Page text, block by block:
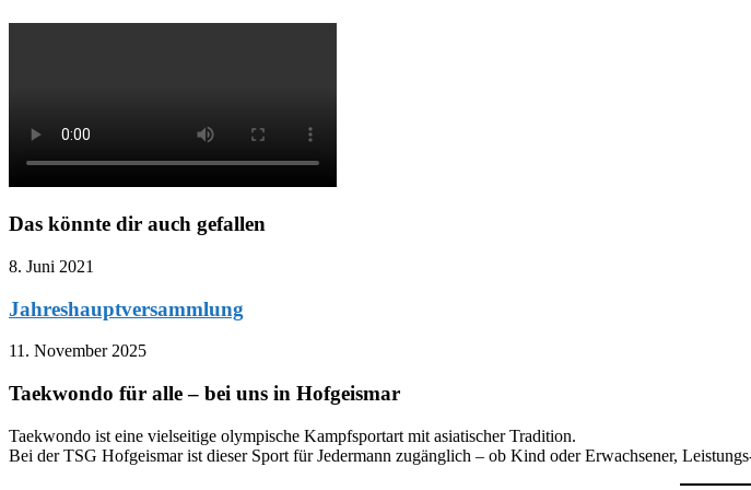
Das könnte dir auch gefallen
8. Juni 2021
Jahreshauptversammlung
11. November 2025
Taekwondo für alle – bei uns in Hofgeismar
Taekwondo ist eine vielseitige olympische Kampfsportart mit asiatischer Tradition.
Bei der TSG Hofgeismar ist dieser Sport für Jedermann zugänglich – ob Kind oder Erwachsener,